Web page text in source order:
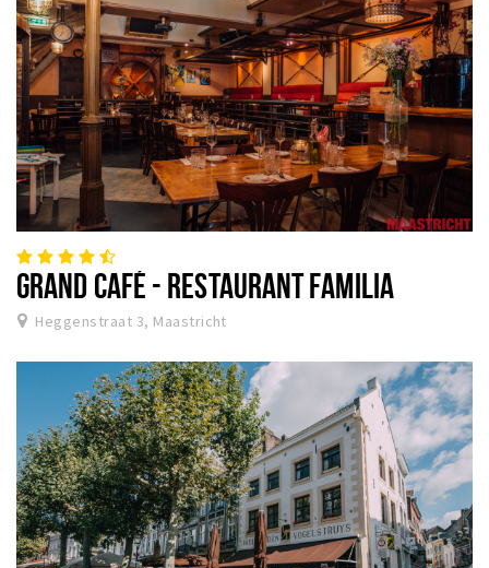
GRAND CAFÉ - RESTAURANT FAMILIA
Heggenstraat 3, Maastricht